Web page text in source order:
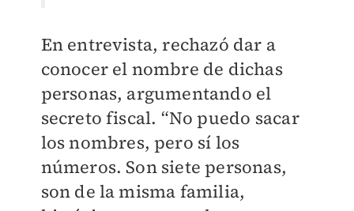
En entrevista, rechazó dar a
conocer el nombre de dichas
personas, argumentando el
secreto fiscal. “No puedo sacar
los nombres, pero sí los
números. Son siete personas,
son de la misma familia,